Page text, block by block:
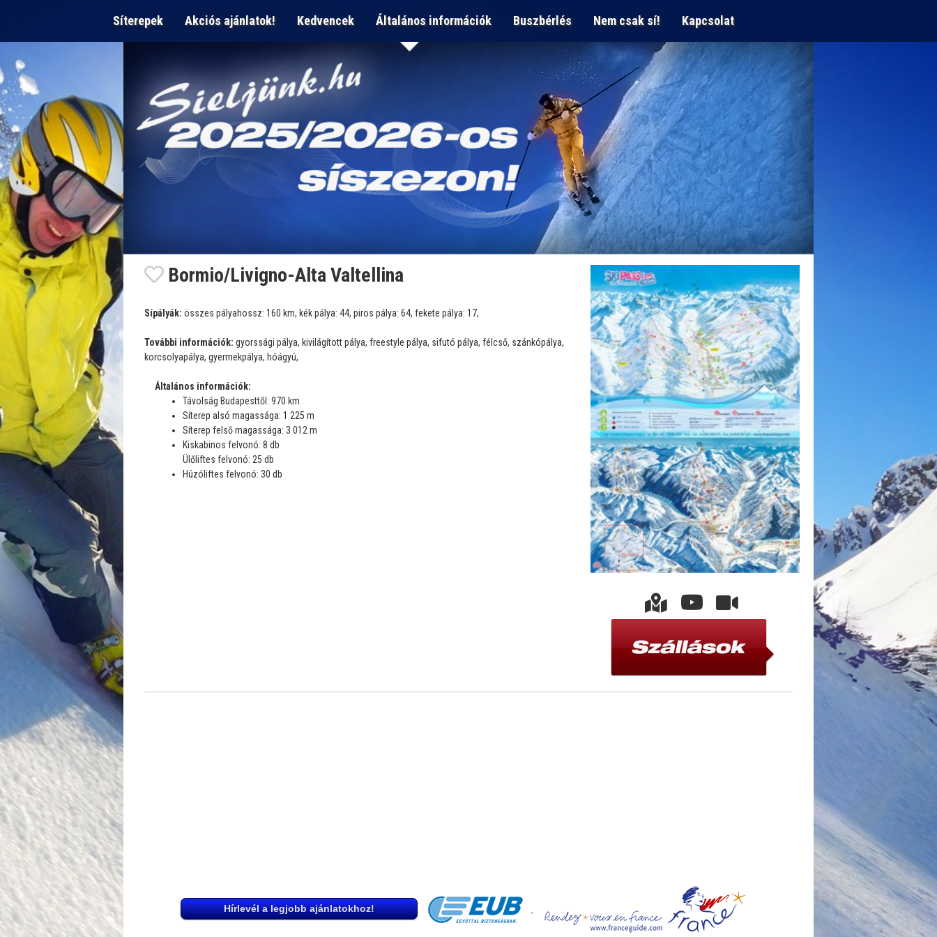
Síterepek Akciós ajánlatok! Kedvencek Általános információk Buszbérlés Nem csak sí! Kapcsolat
Bormio/Livigno-Alta Valtellina
Sípályák: összes pályahossz: 160 km, kék pálya: 44, piros pálya: 64, fekete pálya: 17,
További információk: gyorssági pálya, kivilágított pálya, freestyle pálya, sifutó pálya, félcső, szánkópálya,
korcsolyapálya, gyermekpálya, hóágyú,
Általános információk:
Távolság Budapesttől: 970 km
Síterep alsó magassága: 1 225 m
Síterep felső magassága: 3 012 m
Kiskabinos felvonó: 8 db
Ülőliftes felvonó: 25 db
Húzóliftes felvonó: 30 db
Hírlevél a legjobb ajánlatokhoz!